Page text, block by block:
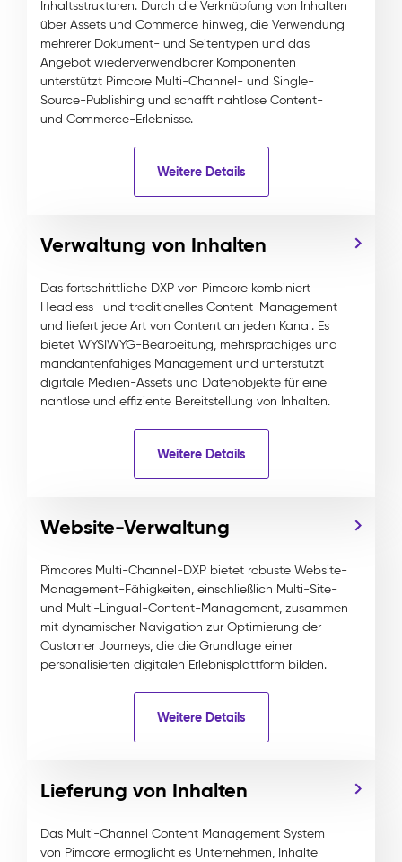
Inhaltsstrukturen. Durch die Verknüpfung von Inhalten
über Assets und Commerce hinweg, die Verwendung
mehrerer Dokument- und Seitentypen und das
Angebot wiederverwendbarer Komponenten
unterstützt Pimcore Multi-Channel- und Single-
Source-Publishing und schafft nahtlose Content-
und Commerce-Erlebnisse.
Weitere Details
Verwaltung von Inhalten
Das fortschrittliche DXP von Pimcore kombiniert
Headless- und traditionelles Content-Management
und liefert jede Art von Content an jeden Kanal. Es
bietet WYSIWYG-Bearbeitung, mehrsprachiges und
mandantenfähiges Management und unterstützt
digitale Medien-Assets und Datenobjekte für eine
nahtlose und effiziente Bereitstellung von Inhalten.
Weitere Details
Website-Verwaltung
Pimcores Multi-Channel-DXP bietet robuste Website-
Management-Fähigkeiten, einschließlich Multi-Site-
und Multi-Lingual-Content-Management, zusammen
mit dynamischer Navigation zur Optimierung der
Customer Journeys, die die Grundlage einer
personalisierten digitalen Erlebnisplattform bilden.
Weitere Details
Lieferung von Inhalten
Das Multi-Channel Content Management System
von Pimcore ermöglicht es Unternehmen, Inhalte